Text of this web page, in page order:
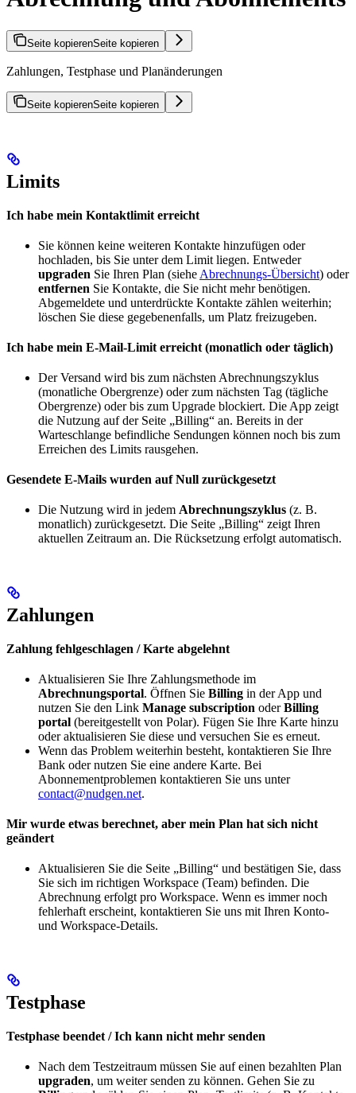
Seite kopierenSeite kopieren
Zahlungen, Testphase und Planänderungen
Seite kopierenSeite kopieren
Limits
Ich habe mein Kontaktlimit erreicht
Sie können keine weiteren Kontakte hinzufügen oder
hochladen, bis Sie unter dem Limit liegen. Entweder
upgraden Sie Ihren Plan (sieheAbrechnungs-Übersicht) oder
entfernen Sie Kontakte, die Sie nicht mehr benötigen.
Abgemeldete und unterdrückte Kontakte zählen weiterhin;
löschen Sie diese gegebenenfalls, um Platz freizugeben.
Ich habe mein E-Mail-Limit erreicht (monatlich oder täglich)
Der Versand wird bis zum nächsten Abrechnungszyklus
(monatliche Obergrenze) oder zum nächsten Tag (tägliche
Obergrenze) oder bis zum Upgrade blockiert. Die App zeigt
die Nutzung auf der Seite „Billing“ an. Bereits in der
Warteschlange befindliche Sendungen können noch bis zum
Erreichen des Limits rausgehen.
Gesendete E-Mails wurden auf Null zurückgesetzt
Die Nutzung wird in jedem Abrechnungszyklus (z. B.
monatlich) zurückgesetzt. Die Seite „Billing“ zeigt Ihren
aktuellen Zeitraum an. Die Rücksetzung erfolgt automatisch.
Zahlungen
Zahlung fehlgeschlagen / Karte abgelehnt
Aktualisieren Sie Ihre Zahlungsmethode im
Abrechnungsportal. Öffnen Sie Billing in der App und
nutzen Sie den Link Manage subscription oderBilling
portal (bereitgestellt von Polar). Fügen Sie Ihre Karte hinzu
oder aktualisieren Sie diese und versuchen Sie es erneut.
Wenn das Problem weiterhin besteht, kontaktieren Sie Ihre
Bank oder nutzen Sie eine andere Karte. Bei
Abonnementproblemen kontaktieren Sie uns unter
contact@nudgen.net.
Mir wurde etwas berechnet, aber mein Plan hat sich nicht
geändert
Aktualisieren Sie die Seite „Billing“ und bestätigen Sie, dass
Sie sich im richtigen Workspace (Team) befinden. Die
Abrechnung erfolgt pro Workspace. Wenn es immer noch
fehlerhaft erscheint, kontaktieren Sie uns mit Ihren Konto-
und Workspace-Details.
Testphase
Testphase beendet / Ich kann nicht mehr senden
Nach dem Testzeitraum müssen Sie auf einen bezahlten Plan
upgraden, um weiter senden zu können. Gehen Sie zu